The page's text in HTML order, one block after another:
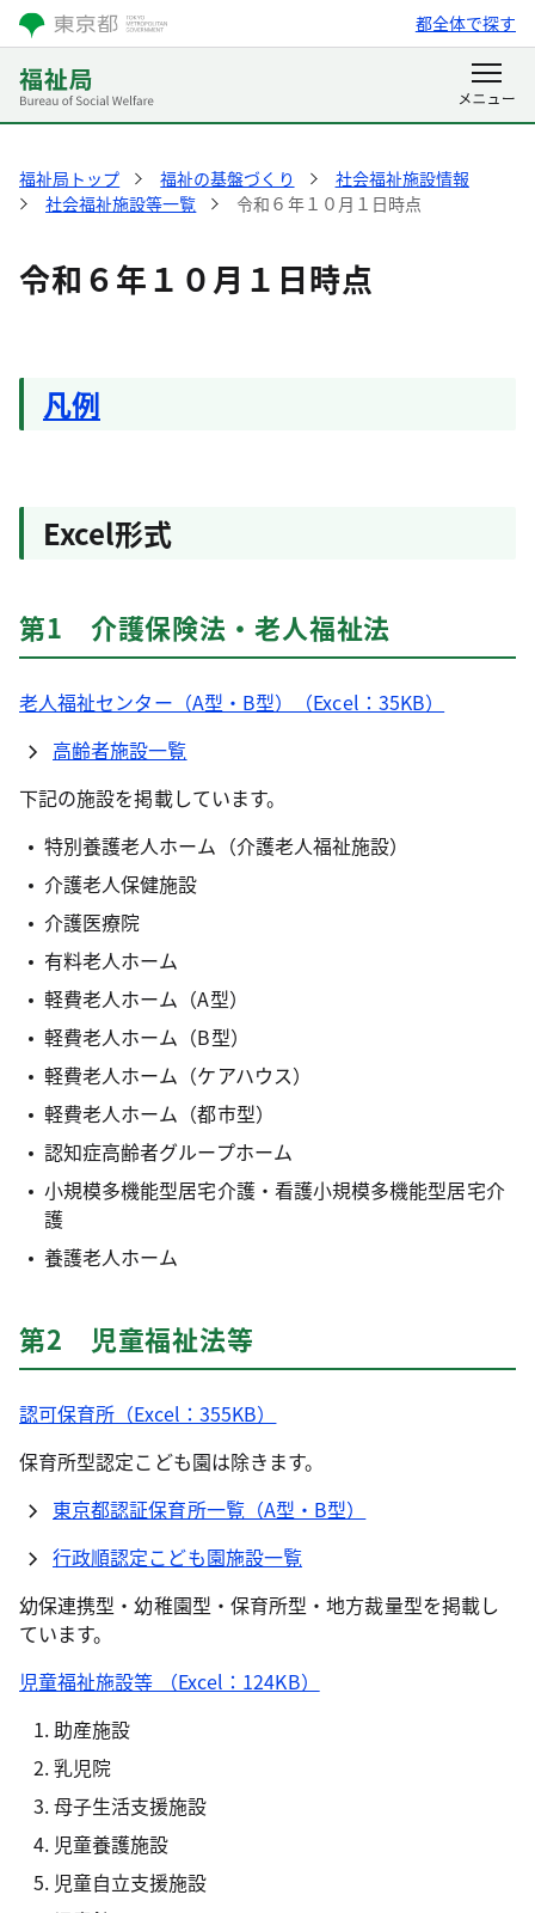
都全体で探す
福祉局トップ 福祉の基盤づくり
社会福祉施設情報
社会福祉施設等一覧
令和６年１０月１日時点
令和６年１０月１日時点
凡例
Excel形式
第1 介護保険法・老人福祉法
老人福祉センター（A型・B型）（Excel：35KB）
高齢者施設一覧
下記の施設を掲載しています。
特別養護老人ホーム（介護老人福祉施設）
介護老人保健施設
介護医療院
有料老人ホーム
軽費老人ホーム（A型）
軽費老人ホーム（B型）
軽費老人ホーム（ケアハウス）
軽費老人ホーム（都市型）
認知症高齢者グループホーム
小規模多機能型居宅介護・看護小規模多機能型居宅介
護
養護老人ホーム
第2 児童福祉法等
認可保育所（Excel：355KB）
保育所型認定こども園は除きます。
東京都認証保育所一覧（A型・B型）
行政順認定こども園施設一覧
幼保連携型・幼稚園型・保育所型・地方裁量型を掲載し
ています。
児童福祉施設等 （Excel：124KB）
助産施設
乳児院
母子生活支援施設
児童養護施設
児童自立支援施設